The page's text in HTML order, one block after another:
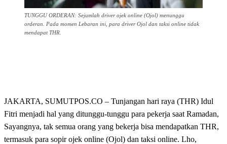
TUNGGU ORDERAN: Sejumlah driver ojek online (Ojol) menunggu
orderan. Pada momen Lebaran ini, para driver Ojol dan taksi online tidak
mendapat THR.
JAKARTA, SUMUTPOS.CO – Tunjangan hari raya (THR) Idul
Fitri menjadi hal yang ditunggu-tunggu para pekerja saat Ramadan,
Sayangnya, tak semua orang yang bekerja bisa mendapatkan THR,
termasuk para sopir ojek online (Ojol) dan taksi online. Lho,